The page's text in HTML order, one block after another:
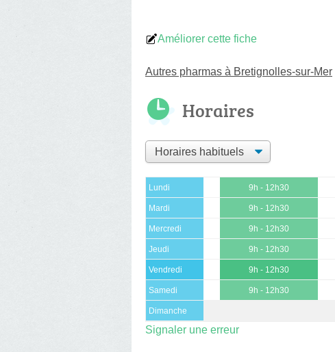
Améliorer cette fiche
Autres pharmas à Bretignolles-sur-Mer
Horaires
Lundi 9h - 12h30
Mardi 9h - 12h30
Mercredi 9h - 12h30
Jeudi 9h - 12h30
Vendredi 9h - 12h30
Samedi 9h - 12h30
Dimanche
Signaler une erreur